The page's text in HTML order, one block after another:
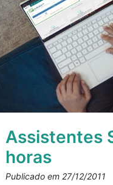
Assistentes
horas
Publicado em 27/12/2011